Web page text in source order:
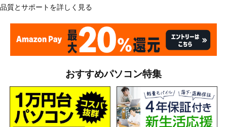
品質とサポートを詳しく見る
おすすめパソコン特集